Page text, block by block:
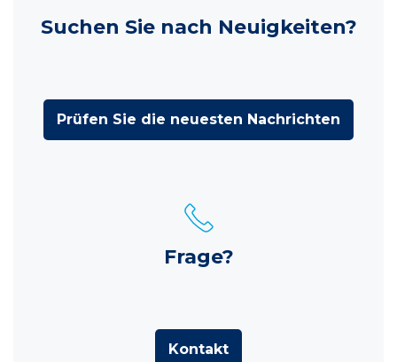
Suchen Sie nach Neuigkeiten?
Prüfen Sie die neuesten Nachrichten
Frage?
Kontakt